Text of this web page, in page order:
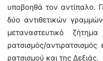
υποβοηθά τον αντίπαλο.
δύο αντιθετικών
μεταναστευτικό
ρατσισμός/
ρατσισμού και της Δεξιάς.